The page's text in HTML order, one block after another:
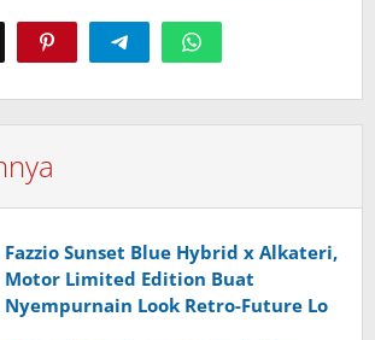
Fazzio Sunset Blue Hybrid x Alkateri,
Motor Limited Edition Buat
Nyempurnain Look Retro-Future Lo